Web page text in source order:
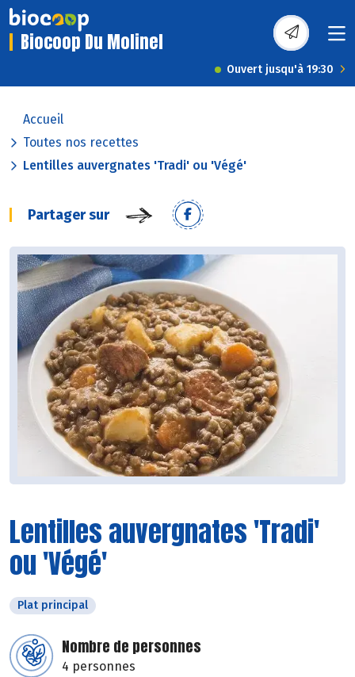
Biocoop Du Molinel
Ouvert jusqu'à 19:30
Accueil
Toutes nos recettes
Lentilles auvergnates 'Tradi' ou 'Végé'
Partager sur
Lentilles auvergnates 'Tradi'
ou 'Végé'
Plat principal
Nombre de personnes
4 personnes